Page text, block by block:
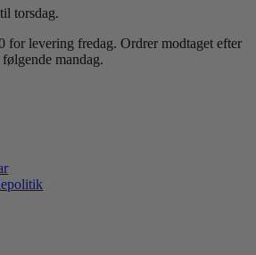
torsdag.
for levering fredag.Ordrer modtaget efter
mandag.